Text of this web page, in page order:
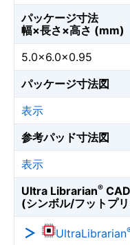
パッケージ寸法
幅×長さ×高さ (mm)
5.0×6.0×0.95
パッケージ寸法図
表示
参考パッド寸法図
表示
Ultra Librarian®
(シンボル/フットプ
UltraLibrarian